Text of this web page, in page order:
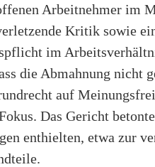
Arbeitnehmer im
Kritik sowie
im
die Abmahnung nicht
auf
Das Gericht
enthielten, etwa zur